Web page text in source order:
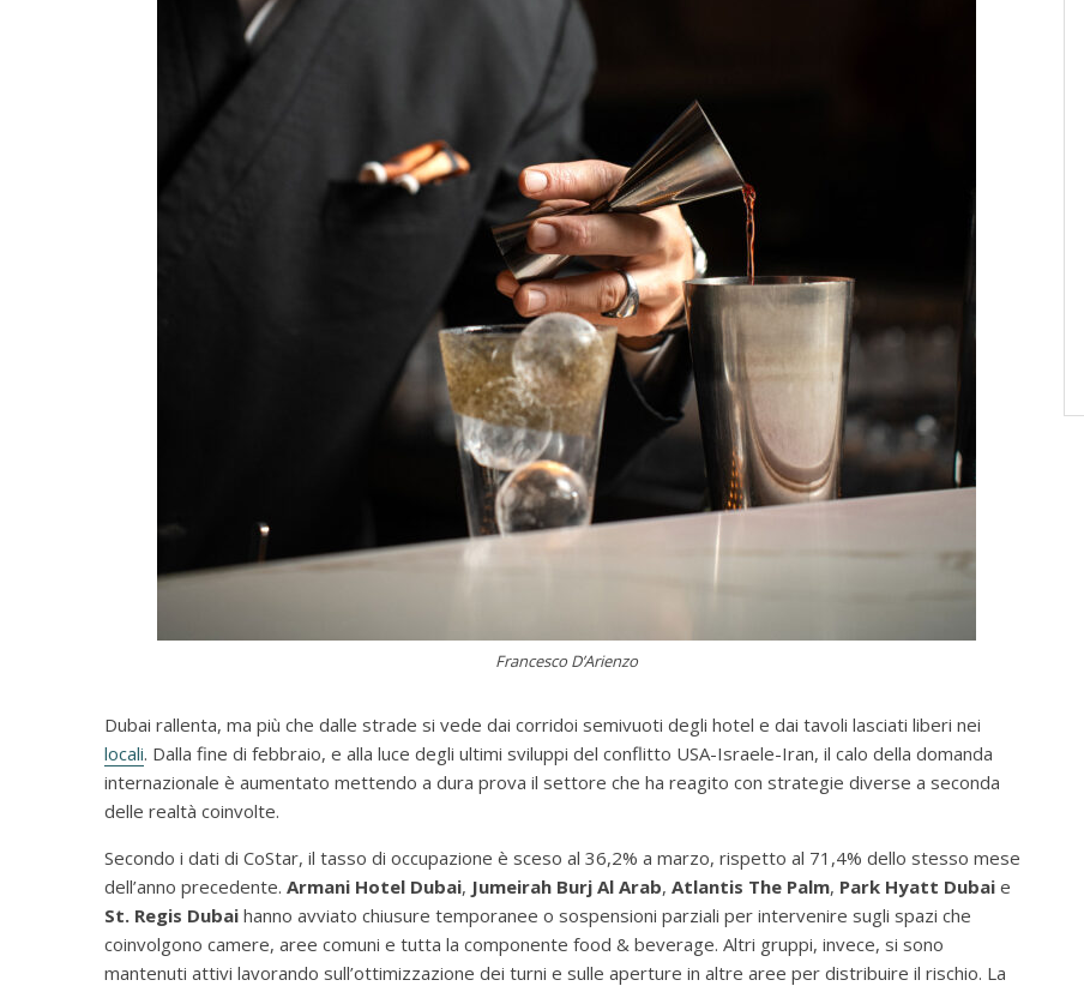
Francesco D’Arienzo
Dubai rallenta, ma più che dalle strade si vede dai corridoi semivuoti degli hotel e dai tavoli lasciati liberi nei
locali. Dalla fine di febbraio, e alla luce degli ultimi sviluppi del conflitto USA-Israele-Iran, il calo della domanda
internazionale è aumentato mettendo a dura prova il settore che ha reagito con strategie diverse a seconda
delle realtà coinvolte.
Secondo i dati di CoStar, il tasso di occupazione è sceso al 36,2% a marzo, rispetto al 71,4% dello stesso mese
dell’anno precedente. Armani Hotel Dubai, Jumeirah Burj Al Arab, Atlantis The Palm, Park Hyatt Dubai e
St. Regis Dubai hanno avviato chiusure temporanee o sospensioni parziali per intervenire sugli spazi che
coinvolgono camere, aree comuni e tutta la componente food & beverage. Altri gruppi, invece, si sono
mantenuti attivi lavorando sull’ottimizzazione dei turni e sulle aperture in altre aree per distribuire il rischio. La